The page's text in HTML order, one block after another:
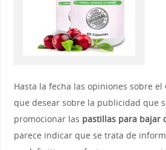
Hasta la fecha las opiniones sobre
que desear sobre la publicidad que
promocionar las pastillas para bajar
parece indicar que se trata de